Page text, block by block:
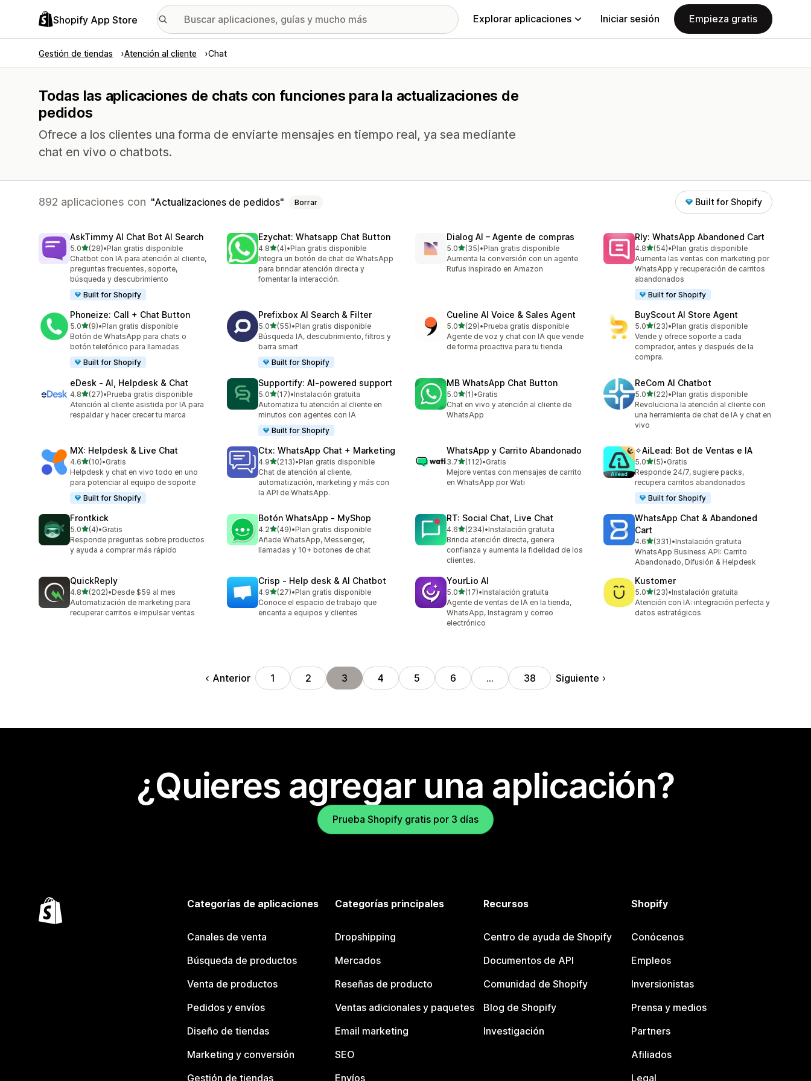
Shopify App Store Explorar aplicaciones Iniciar sesión Empieza gratis
Gestión de tiendas Atención al cliente Chat
Todas las aplicaciones de chats con funciones para la actualizaciones de
pedidos
Ofrece a los clientes una forma de enviarte mensajes en tiempo real, ya sea mediante
chat en vivo o chatbots.
892 aplicaciones con Actualizaciones de pedidos Borrar Built for Shopify
AskTimmy AI Chat Bot AI Search
5.0de 5 estrellas
(28)
28 reseñas en total
•Plan gratis disponible
Chatbot con IA para atención al cliente,
preguntas frecuentes, soporte,
búsqueda y descubrimiento
Built for Shopify
Ezychat: Whatsapp Chat Button
4.8de 5 estrellas
(4)
4 reseñas en total
•Plan gratis disponible
Integra un botón de chat de WhatsApp
para brindar atención directa y
fomentar la interacción.
Dialog AI – Agente de compras
5.0de 5 estrellas
(35)
35 reseñas en total
•Plan gratis disponible
Aumenta la conversión con un agente
Rufus inspirado en Amazon
Rly: WhatsApp Abandoned Cart
4.8de 5 estrellas
(54)
54 reseñas en total
•Plan gratis disponible
Aumenta las ventas con marketing por
WhatsApp y recuperación de carritos
abandonados
Built for Shopify
Phoneize: Call + Chat Button
5.0de 5 estrellas
(9)
9 reseñas en total
•Plan gratis disponible
Botón de WhatsApp para chats o
botón telefónico para llamadas
Built for Shopify
Prefixbox AI Search & Filter
5.0de 5 estrellas
(55)
55 reseñas en total
•Plan gratis disponible
Búsqueda IA, descubrimiento, filtros y
barra smart
Built for Shopify
Cueline AI Voice & Sales Agent
5.0de 5 estrellas
(29)
29 reseñas en total
•Prueba gratis disponible
Agente de voz y chat con IA que vende
de forma proactiva para tu tienda
BuyScout AI Store Agent
5.0de 5 estrellas
(23)
23 reseñas en total
•Plan gratis disponible
Vende y ofrece soporte a cada
comprador, antes y después de la
compra.
eDesk ‑ AI, Helpdesk & Chat
4.8de 5 estrellas
(27)
27 reseñas en total
•Prueba gratis disponible
Atención al cliente asistida por IA para
respaldar y hacer crecer tu marca
Supportify: AI‑powered support
5.0de 5 estrellas
(17)
17 reseñas en total
•Instalación gratuita
Automatiza tu atención al cliente en
minutos con agentes con IA
Built for Shopify
MB WhatsApp Chat Button
5.0de 5 estrellas
(1)
1 reseñas en total
•Gratis
Chat en vivo y atención al cliente de
WhatsApp
ReCom AI Chatbot
5.0de 5 estrellas
(22)
22 reseñas en total
•Plan gratis disponible
Revoluciona la atención al cliente con
una herramienta de chat de IA y chat en
vivo
MX: Helpdesk & Live Chat
4.6de 5 estrellas
(10)
10 reseñas en total
•Gratis
Helpdesk y chat en vivo todo en uno
para potenciar al equipo de soporte
Built for Shopify
Ctx: WhatsApp Chat + Marketing
4.9de 5 estrellas
(213)
213 reseñas en total
•Plan gratis disponible
Chat de atención al cliente,
automatización, marketing y más con
la API de WhatsApp.
WhatsApp y Carrito Abandonado
3.7de 5 estrellas
(112)
112 reseñas en total
•Gratis
Mejore ventas con mensajes de carrito
en WhatsApp por Wati
✧AiLead: Bot de Ventas e IA
5.0de 5 estrellas
(5)
5 reseñas en total
•Gratis
Responde 24/7, sugiere packs,
recupera carritos abandonados
Built for Shopify
Frontkick
5.0de 5 estrellas
(4)
4 reseñas en total
•Gratis
Responde preguntas sobre productos
y ayuda a comprar más rápido
Botón WhatsApp ‑ MyShop
4.2de 5 estrellas
(49)
49 reseñas en total
•Plan gratis disponible
Añade WhatsApp, Messenger,
llamadas y 10+ botones de chat
RT: Social Chat, Live Chat
4.6de 5 estrellas
(234)
234 reseñas en total
•Instalación gratuita
Brinda atención directa, genera
confianza y aumenta la fidelidad de los
clientes.
WhatsApp Chat & Abandoned
Cart
4.6de 5 estrellas
(331)
331 reseñas en total
•Instalación gratuita
WhatsApp Business API: Carrito
Abandonado, Difusión & Helpdesk
QuickReply
4.8de 5 estrellas
(202)
202 reseñas en total
•Desde $59 al mes
Automatización de marketing para
recuperar carritos e impulsar ventas
Crisp ‑ Help desk & AI Chatbot
4.9de 5 estrellas
(27)
27 reseñas en total
•Plan gratis disponible
Conoce el espacio de trabajo que
encanta a equipos y clientes
YourLio AI
5.0de 5 estrellas
(17)
17 reseñas en total
•Instalación gratuita
Agente de ventas de IA en la tienda,
WhatsApp, Instagram y correo
electrónico
Kustomer
5.0de 5 estrellas
(23)
23 reseñas en total
•Instalación gratuita
Atención con IA: integración perfecta y
datos estratégicos
Anterior 1 2 3 4 5 6 … 38 Siguiente
¿Quieres agregar una aplicación?
Prueba Shopify gratis por 3 días
Categorías de aplicaciones
Canales de venta
Búsqueda de productos
Venta de productos
Pedidos y envíos
Diseño de tiendas
Marketing y conversión
Gestión de tiendas
Categorías principales
Dropshipping
Mercados
Reseñas de producto
Ventas adicionales y paquetes
Email marketing
SEO
Envíos
Recursos
Centro de ayuda de Shopify
Documentos de API
Comunidad de Shopify
Blog de Shopify
Investigación
Shopify
Conócenos
Empleos
Inversionistas
Prensa y medios
Partners
Afiliados
Legal